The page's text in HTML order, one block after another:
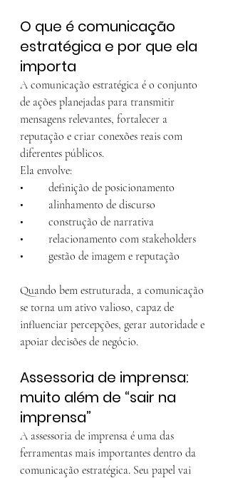
O que é comunicação
estratégica e por que ela
importa
A comunicação estratégica é o conjunto
de ações planejadas para transmitir
mensagens relevantes, fortalecer a
reputação e criar conexões reais com
diferentes públicos.
Ela envolve:
• 	definição de posicionamento
• 	alinhamento de discurso
• 	construção de narrativa
• 	relacionamento com stakeholders
• 	gestão de imagem e reputação
Quando bem estruturada, a comunicação
se torna um ativo valioso, capaz de
influenciar percepções, gerar autoridade e
apoiar decisões de negócio.
Assessoria de imprensa:
muito além de “sair na
imprensa”
A assessoria de imprensa é uma das
ferramentas mais importantes dentro da
comunicação estratégica. Seu papel vai